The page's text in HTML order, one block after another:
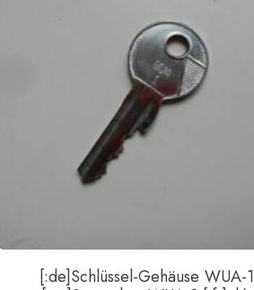
[:de]Schlüssel-Gehäuse WUA-1